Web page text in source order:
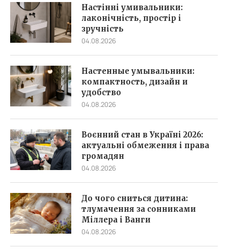
Настінні умивальники:
лаконічність, простір і
зручність
04.08.2026
Настенные умывальники:
компактность, дизайн и
удобство
04.08.2026
Воєнний стан в Україні 2026:
актуальні обмеження і права
громадян
04.08.2026
До чого сниться дитина:
тлумачення за сонниками
Міллера і Ванги
04.08.2026